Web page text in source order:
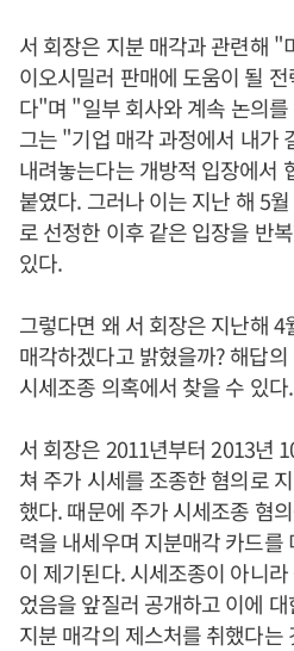
서 회장은 지분 매각과 관련해 "
이오시밀러 판매에 도움이 될
다"며 "일부 회사와 계속 논의
그는 "기업 매각 과정에서 내가
내려놓는다는 개방적 입장에서
붙였다. 그러나 이는 지난 해 5
로 선정한 이후 같은 입장을 반
있다.
그렇다면 왜 서 회장은 지난해
매각하겠다고 밝혔을까? 해답
시세조종 의혹에서 찾을 수 있다.
서 회장은 2011년부터 2013년
쳐 주가 시세를 조종한 혐의로
했다. 때문에 주가 시세조종 혐
력을 내세우며 지분매각 카드를
이 제기된다. 시세조종이 아니
었음을 앞질러 공개하고 이에
지분 매각의 제스처를 취했다는